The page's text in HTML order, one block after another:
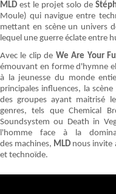
MLD est le projet solo de
Moule) qui navigue entre
mettant en scène un univers
lequel une guerre éclate entre
Avec le clip de We Are Your
émouvant en forme d'hymne
à la jeunesse du monde
principales influences, la
des groupes ayant maitrisé
genres, tels que Chemical
Soundsystem ou Death in
l'homme face à la
des machines, MLD nous invite
et technoïde.